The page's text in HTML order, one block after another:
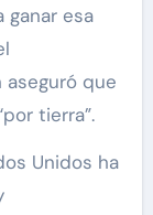
ganar esa
aseguró que
tierra”.
Unidos ha